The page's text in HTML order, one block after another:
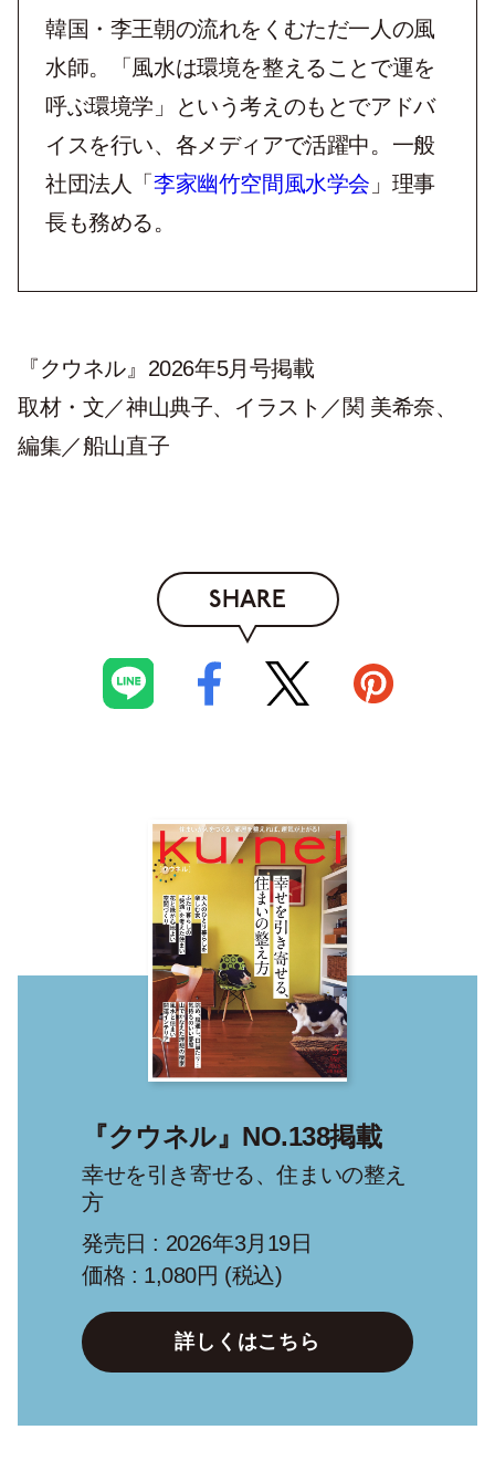
韓国・李王朝の流れをくむただ一人の風
水師。「風水は環境を整えることで運を
呼ぶ環境学」という考えのもとでアドバ
イスを行い、各メディアで活躍中。一般
社団法人「 李家幽竹空間風水学会 」理事
長も務める。
『クウネル』2026年5月号掲載
取材・文／神山典子、イラスト／関 美希奈、
編集／船山直子
SHARE
『クウネル』NO.138掲載
幸せを引き寄せる、住まいの整え
方
発売日 : 2026年3月19日
価格 : 1,080円 (税込)
詳しくはこちら